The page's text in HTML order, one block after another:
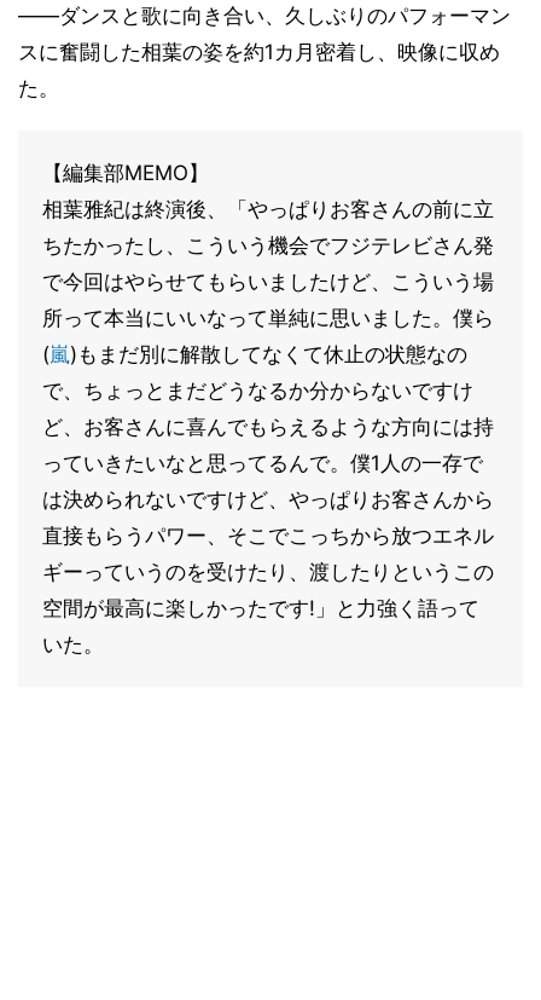
――ダンスと歌に向き合い、久しぶりのパフォーマン
スに奮闘した相葉の姿を約1カ月密着し、映像に収め
た。
【編集部MEMO】
相葉雅紀は終演後、「やっぱりお客さんの前に立
ちたかったし、こういう機会でフジテレビさん発
で今回はやらせてもらいましたけど、こういう場
所って本当にいいなって単純に思いました。僕ら
(嵐)もまだ別に解散してなくて休止の状態なの
で、ちょっとまだどうなるか分からないですけ
ど、お客さんに喜んでもらえるような方向には持
っていきたいなと思ってるんで。僕1人の一存で
は決められないですけど、やっぱりお客さんから
直接もらうパワー、そこでこっちから放つエネル
ギーっていうのを受けたり、渡したりというこの
空間が最高に楽しかったです!」と力強く語って
いた。